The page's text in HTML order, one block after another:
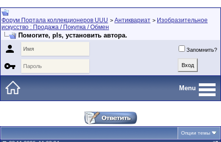
Форум Портала коллекционеров UUU > Антиквариат > Изобразительное
искусство : Продажа / Покупка / Обмен
Помогите, pls, установить автора.
 Запомнить?

Menu
Опции темы